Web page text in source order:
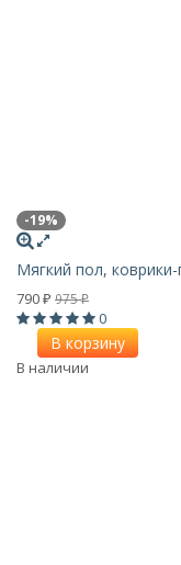
-19%
Мягкий пол,
790 ₽ 975₽
0
В корзину
В наличии